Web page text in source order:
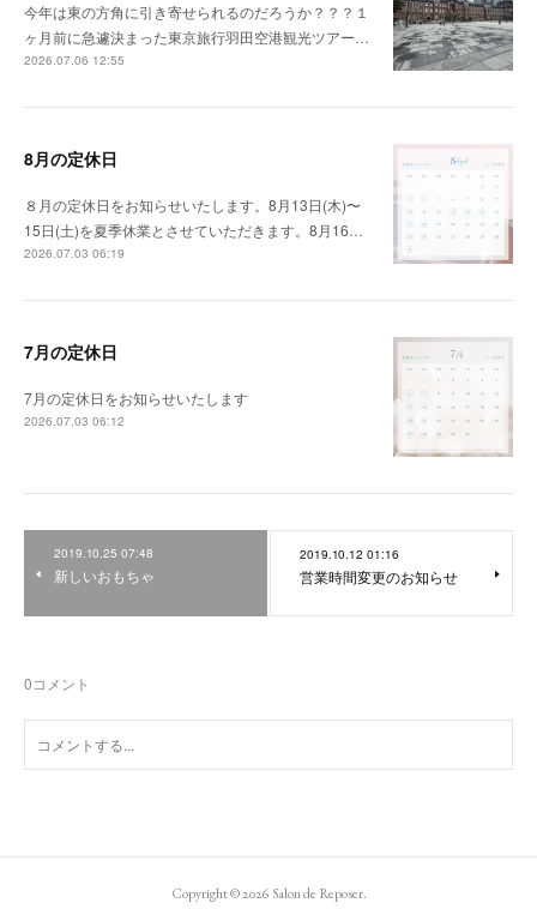
今年は東の方角に引き寄せられるのだろうか？？？１
ヶ月前に急遽決まった東京旅行羽田空港観光ツアー…
2026.07.06 12:55
8月の定休日
８月の定休日をお知らせいたします。8月13日(木)〜
15日(土)を夏季休業とさせていただきます。8月16…
2026.07.03 06:19
7月の定休日
7月の定休日をお知らせいたします
2026.07.03 06:12
2019.10.25 07:48
新しいおもちゃ
2019.10.12 01:16
営業時間変更のお知らせ
0コメント
Copyright ©2026 Salon de Reposer.